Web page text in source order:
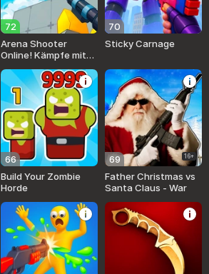
72
Arena Shooter
Online! Kämpfe mit
70
Sticky Carnage
66
Build Your Zombie
Horde
69 16+
Father Christmas vs
Santa Claus - War